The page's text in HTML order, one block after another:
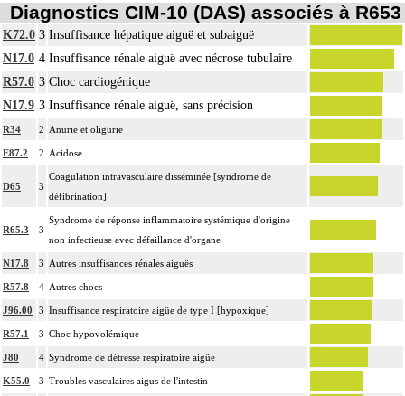
Diagnostics CIM-10 (DAS) associés à R653
K72.0 3 Insuffisance hépatique aiguë et subaiguë
N17.0 4 Insuffisance rénale aiguë avec nécrose tubulaire
R57.0 3 Choc cardiogénique
N17.9 3 Insuffisance rénale aiguë, sans précision
R34 2 Anurie et oligurie
E87.2 2 Acidose
D65 3
Coagulation intravasculaire disséminée [syndrome de
défibrination]
R65.3 3
Syndrome de réponse inflammatoire systémique d'origine
non infectieuse avec défaillance d'organe
N17.8 3 Autres insuffisances rénales aiguës
R57.8 4 Autres chocs
J96.00 3 Insuffisance respiratoire aigüe de type I [hypoxique]
R57.1 3 Choc hypovolémique
J80 4 Syndrome de détresse respiratoire aigüe
K55.0 3 Troubles vasculaires aigus de l'intestin